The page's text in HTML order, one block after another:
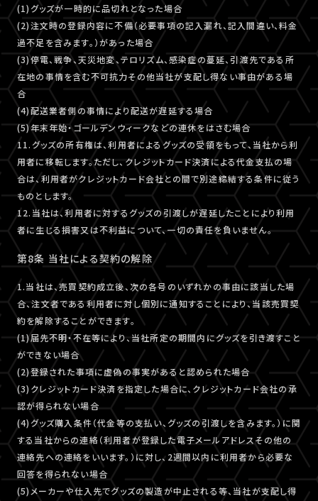
(1)グッズが一時的に品切れとなった場合
(2)注文時の登録内容に不備（必要事項の記入漏れ、記入間違い、料金
過不足を含みます。）があった場合
(3)停電、戦争、天災地変、テロリズム、感染症の蔓延、引渡先である所
在地の事情を含む不可抗力その他当社が支配し得ない事由がある場
合
(4)配送業者側の事情により配送が遅延する場合
(5)年末年始・ゴールデンウィークなどの連休をはさむ場合
11.グッズの所有権は、利用者によるグッズの受領をもって、当社から利
用者に移転します。ただし、クレジットカード決済による代金支払の場
合は、利用者がクレジットカード会社との間で別途締結する条件に従う
ものとします。
12.当社は、利用者に対するグッズの引渡しが遅延したことにより利用
者に生じる損害又は不利益について、一切の責任を負いません。
第8条 当社による契約の解除
1.当社は、売買契約成立後、次の各号のいずれかの事由に該当した場
合、注文者である利用者に対し個別に通知することにより、当該売買契
約を解除することができます。
(1)届先不明・不在等により、当社所定の期間内にグッズを引き渡すこと
ができない場合
(2)登録された事項に虚偽の事実があると認められた場合
(3)クレジットカード決済を指定した場合に、クレジットカード会社の承
認が得られない場合
(4)グッズ購入条件（代金等の支払い、グッズの引渡しを含みます。）に関
する当社からの連絡（利用者が登録した電子メールアドレスその他の
連絡先への連絡をいいます。）に対し、2週間以内に利用者から必要な
回答を得られない場合
(5)メーカーや仕入先でグッズの製造が中止される等、当社が支配し得